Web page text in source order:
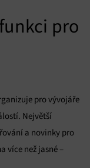
pro
pro vývojáře
Největší
a novinky pro
více než jasné –